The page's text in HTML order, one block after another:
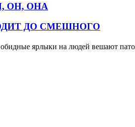
ОН, ОНА
ДО СМЕШНОГО
ярлыки на людей вешают